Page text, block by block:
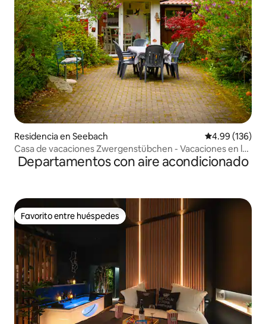
Residencia en Seebach Calificación
4.99 (136)
Casa de vacaciones Zwergenstübchen - Vacaciones en la
Selva Negra
Departamentos con aire acondicionado
Favorito entre huéspedes
Favorito entre huéspedes